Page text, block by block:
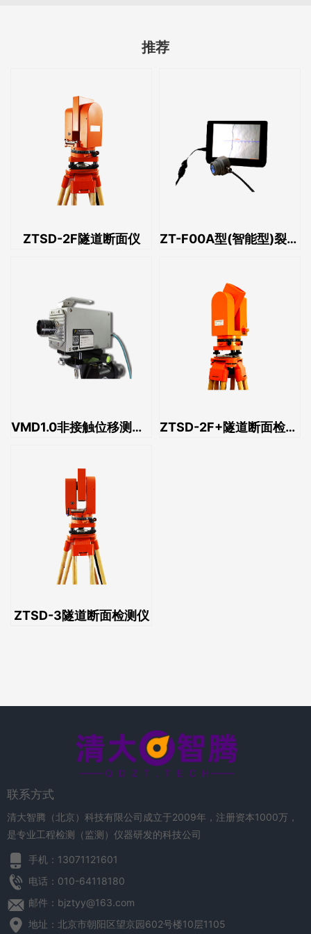
推荐
ZTSD-2F隧道断面仪 ZT-F00A型(智能型)裂缝测宽仪
VMD1.0非接触位移测量系统 ZTSD-2F+隧道断面检测仪
ZTSD-3隧道断面检测仪
联系方式
清大智腾（北京）科技有限公司成立于2009年，注册资本1000万，
是专业工程检测（监测）仪器研发的科技公司
手机：13071121601
电话：010-64118180
邮件：bjztyy@163.com
地址：北京市朝阳区望京园602号楼10层1105